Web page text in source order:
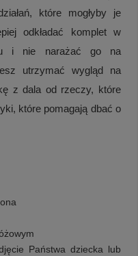
które mogłyby je
odkładać komplet w
i nie narażać go na
utrzymać wygląd na
z dala od rzeczy, które
które pomagają dbać o
Państwa dziecka lub